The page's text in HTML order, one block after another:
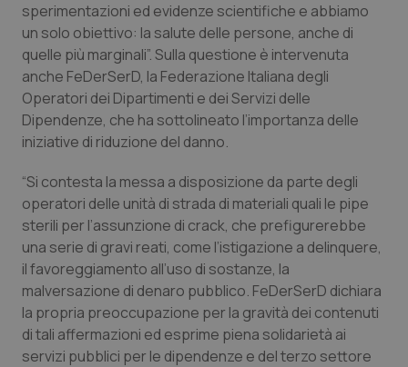
Friuli Venezia Giulia
Lazio
Liguria
Marche
Molise
Piemonte
Provincia Autonoma di Bolzano
Dermatite Atopica
Diabete & glucometri
Disturbi dell’umore
Donna & Salute
Epatiti
HIV
Infezioni & Febbre
sperimentazioni ed evidenze scientifiche e abbiamo
un solo obiettivo: la salute delle persone, anche di
quelle più marginali”. Sulla questione è intervenuta
anche FeDerSerD, la Federazione Italiana degli
Operatori dei Dipartimenti e dei Servizi delle
Dipendenze, che ha sottolineato l’importanza delle
iniziative di riduzione del danno.
“Si contesta la messa a disposizione da parte degli
operatori delle unità di strada di materiali quali le pipe
sterili per l’assunzione di crack, che prefigurerebbe
una serie di gravi reati, come l’istigazione a delinquere,
il favoreggiamento all’uso di sostanze, la
malversazione di denaro pubblico. FeDerSerD dichiara
la propria preoccupazione per la gravità dei contenuti
di tali affermazioni ed esprime piena solidarietà ai
servizi pubblici per le dipendenze e del terzo settore